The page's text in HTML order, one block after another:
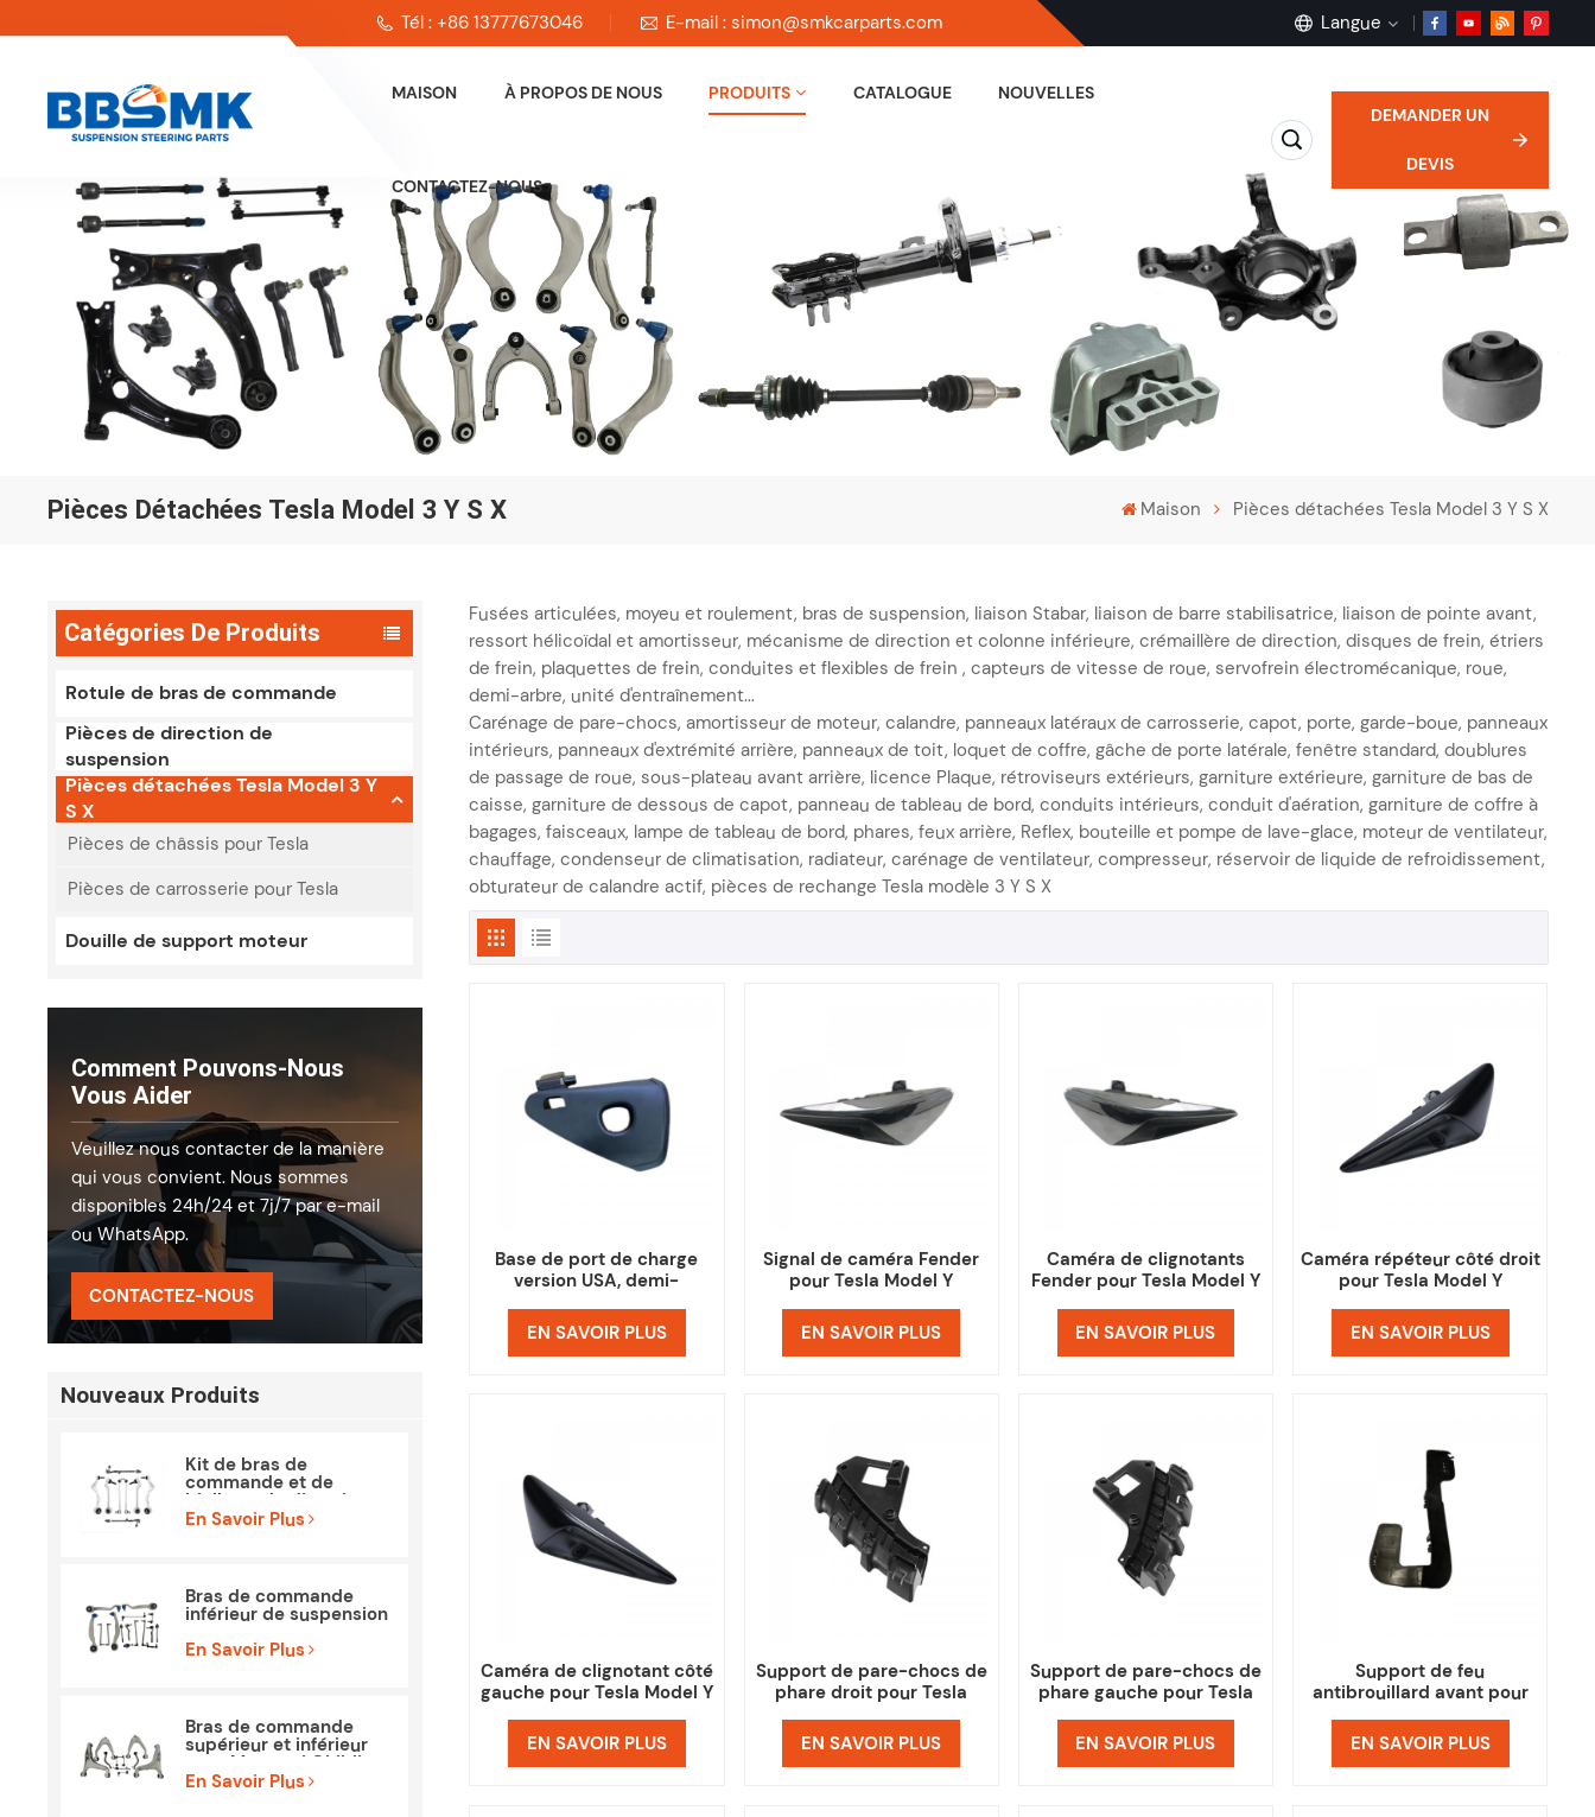
Tél : +86 13777673046 E-mail : simon@smkcarparts.com Langue
English
français
Deutsch
русский
MAISON À PROPOS DE NOUS PRODUITS CATALOGUE NOUVELLES
CONTACTEZ-NOUS
DEMANDER UN
DEVIS
Pièces Détachées Tesla Model 3 Y S X Maison Pièces détachées Tesla Model 3 Y S X
Catégories De Produits
Rotule de bras de commande
Pièces de direction de
suspension
Pièces détachées Tesla Model 3 Y
S X
Pièces de châssis pour Tesla
Pièces de carrosserie pour Tesla
Douille de support moteur
Comment Pouvons-Nous
Vous Aider
Veuillez nous contacter de la manière
qui vous convient. Nous sommes
disponibles 24h/24 et 7j/7 par e-mail
ou WhatsApp.
CONTACTEZ-NOUS
Nouveaux Produits
Kit de bras de
commande et de
biellette de direction
des pièces de
En Savoir Plus
Bras de commande
inférieur de suspension
Chine pour Mercedes
Benz W212 S212
En Savoir Plus
Bras de commande
supérieur et inférieur
pour Maserati Ghibli
M157 Pièces
En Savoir Plus
Fusées articulées, moyeu et roulement, bras de suspension, liaison Stabar, liaison de barre stabilisatrice, liaison de pointe avant,
ressort hélicoïdal et amortisseur, mécanisme de direction et colonne inférieure, crémaillère de direction, disques de frein, étriers
de frein, plaquettes de frein, conduites et flexibles de frein , capteurs de vitesse de roue, servofrein électromécanique, roue,
demi-arbre, unité d'entraînement...
Carénage de pare-chocs, amortisseur de moteur, calandre, panneaux latéraux de carrosserie, capot, porte, garde-boue, panneaux
intérieurs, panneaux d'extrémité arrière, panneaux de toit, loquet de coffre, gâche de porte latérale, fenêtre standard, doublures
de passage de roue, sous-plateau avant arrière, licence Plaque, rétroviseurs extérieurs, garniture extérieure, garniture de bas de
caisse, garniture de dessous de capot, panneau de tableau de bord, conduits intérieurs, conduit d'aération, garniture de coffre à
bagages, faisceaux, lampe de tableau de bord, phares, feux arrière, Reflex, bouteille et pompe de lave-glace, moteur de ventilateur,
chauffage, condenseur de climatisation, radiateur, carénage de ventilateur, compresseur, réservoir de liquide de refroidissement,
obturateur de calandre actif, pièces de rechange Tesla modèle 3 Y S X
Base de port de charge
version USA, demi-
Model Y
EN SAVOIR PLUS
Signal de caméra Fender
pour Tesla Model Y
EN SAVOIR PLUS
Caméra de clignotants
Fender pour Tesla Model Y
EN SAVOIR PLUS
Caméra répéteur côté droit
pour Tesla Model Y
EN SAVOIR PLUS
Caméra de clignotant côté
gauche pour Tesla Model Y
EN SAVOIR PLUS
Support de pare-chocs de
phare droit pour Tesla
EN SAVOIR PLUS
Support de pare-chocs de
phare gauche pour Tesla
EN SAVOIR PLUS
Support de feu
antibrouillard avant pour
EN SAVOIR PLUS